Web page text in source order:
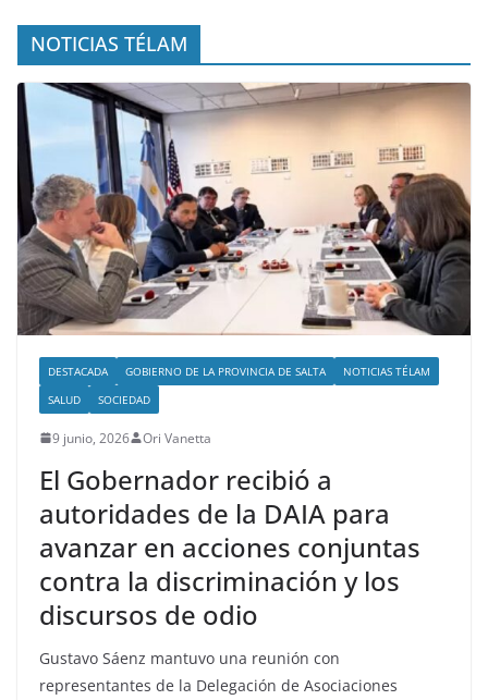
NOTICIAS TÉLAM
DESTACADA GOBIERNO DE LA PROVINCIA DE SALTA
NOTICIAS TÉLAM
SALUD
SOCIEDAD
9 junio, 2026 Ori Vanetta
El Gobernador recibió a
autoridades de la DAIA para
avanzar en acciones conjuntas
contra la discriminación y los
discursos de odio
Gustavo Sáenz mantuvo una reunión con
representantes de la Delegación de Asociaciones